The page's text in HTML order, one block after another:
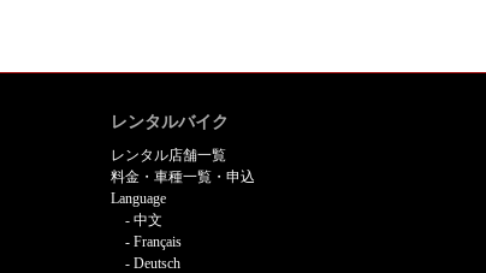
レンタルバイク
レンタル店舗一覧
料金・車種一覧・申込
Language
中文
Français
Deutsch